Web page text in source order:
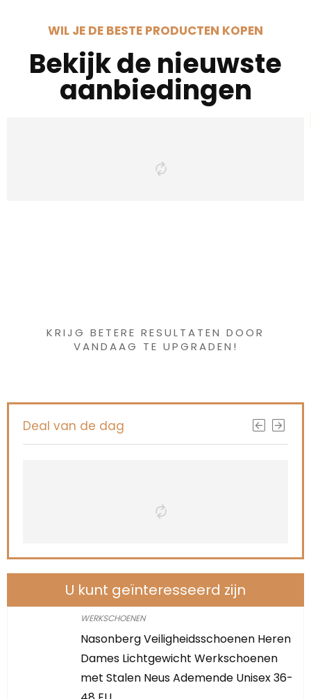
WIL JE DE BESTE PRODUCTEN KOPEN
Bekijk de nieuwste
aanbiedingen
KRIJG BETERE RESULTATEN DOOR
VANDAAG TE UPGRADEN!
Deal van de dag
U kunt geïnteresseerd zijn
WERKSCHOENEN
Nasonberg Veiligheidsschoenen Heren
Dames Lichtgewicht Werkschoenen
met Stalen Neus Ademende Unisex 36-